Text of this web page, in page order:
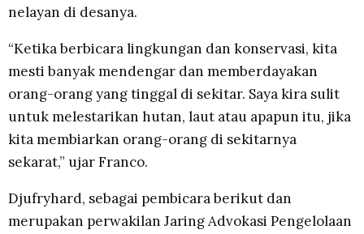
nelayan di desanya.
“Ketika berbicara lingkungan dan konservasi, kita
mesti banyak mendengar dan memberdayakan
orang-orang yang tinggal di sekitar. Saya kira sulit
untuk melestarikan hutan, laut atau apapun itu, jika
kita membiarkan orang-orang di sekitarnya
sekarat,” ujar Franco.
Djufryhard, sebagai pembicara berikut dan
merupakan perwakilan Jaring Advokasi Pengelolaan